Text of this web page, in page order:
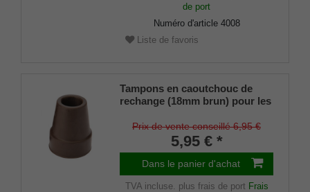
de port
Numéro d'article 4008
Liste de favoris
Tampons en caoutchouc de
rechange (18mm brun) pour les
ÉLÉGANTES (diamètre
intérieur env. 18mm) avec
insert métallique (lot de 2)
Prix de vente conseillé 6,95 €
5,95 € *
Dans le panier d'achat
TVA incluse. plus frais de port Frais